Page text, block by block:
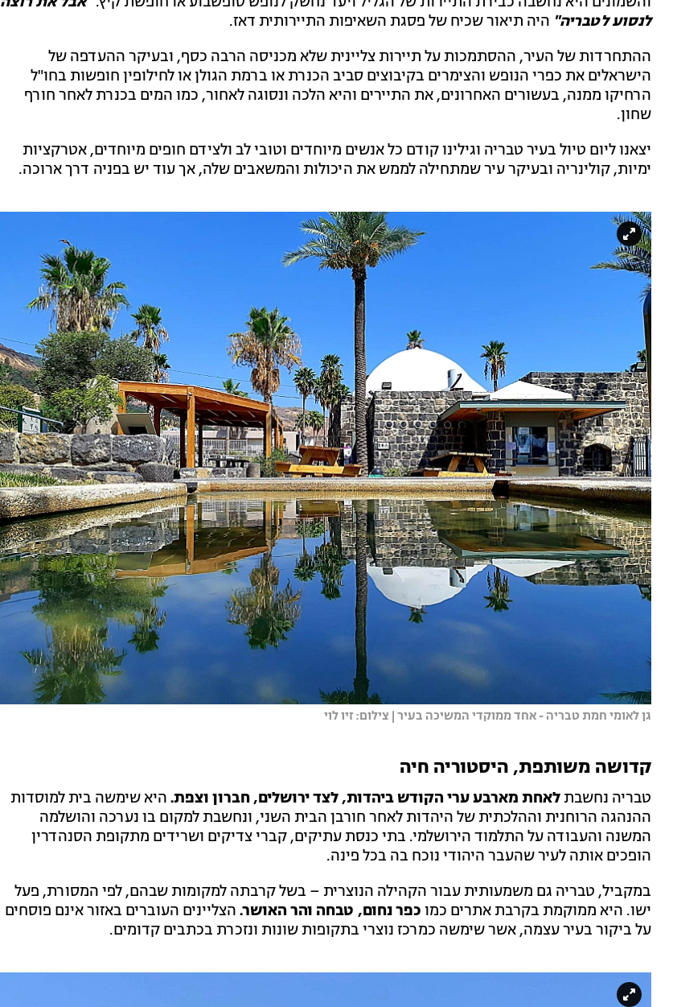
לנסוע לטבריה" היה תיאור שכיח של פסגת השאיפות התיירותית דאז.
ההתחרדות של העיר, ההסתמכות על תיירות צליינית שלא מכניסה הרבה כסף, ובעיקר ההעדפה של
הישראלים את כפרי הנופש והצימרים בקיבוצים סביב הכנרת או ברמת הגולן או לחילופין חופשות בחו"ל
הרחיקו ממנה, בעשורים האחרונים, את התיירים והיא הלכה ונסוגה לאחור, כמו המים בכנרת לאחר חורף
שחון.
יצאנו ליום טיול בעיר טבריה וגילינו קודם כל אנשים מיוחדים וטובי לב ולצידם חופים מיוחדים, אטרקציות
ימיות, קולינריה ובעיקר עיר שמתחילה לממש את היכולות והמשאבים שלה, אך עוד יש בפניה דרך ארוכה.
גן לאומי חמת טבריה - אחד ממוקדי המשיכה בעיר | צילום: זיו לוי
קדושה משותפת, היסטוריה חיה
טבריה נחשבת לאחת מארבע ערי הקודש ביהדות, לצד ירושלים, חברון וצפת. היא שימשה בית למוסדות
ההנהגה הרוחנית וההלכתית של היהדות לאחר חורבן הבית השני, ונחשבת למקום בו נערכה והושלמה
המשנה והעבודה על התלמוד הירושלמי. בתי כנסת עתיקים, קברי צדיקים ושרידים מתקופת הסנהדרין
הופכים אותה לעיר שהעבר היהודי נוכח בה בכל פינה.
במקביל, טבריה גם משמעותית עבור הקהילה הנוצרית – בשל קרבתה למקומות שבהם, לפי המסורת, פעל
ישו. היא ממוקמת בקרבת אתרים כמו כפר נחום, טבחה והר האושר. הצליינים העוברים באזור אינם פוסחים
על ביקור בעיר עצמה, אשר שימשה כמרכז נוצרי בתקופות שונות ונזכרת בכתבים קדומים.